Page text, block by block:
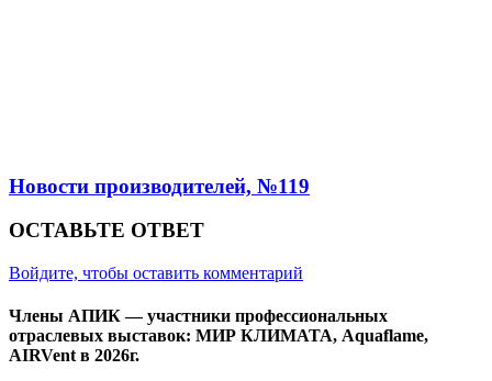
Новости производителей, №119
ОСТАВЬТЕ ОТВЕТ
Войдите, чтобы оставить комментарий
Члены АПИК — участники профессиональных
отраслевых выставок: МИР КЛИМАТА, Aquaflame,
AIRVent в 2026г.